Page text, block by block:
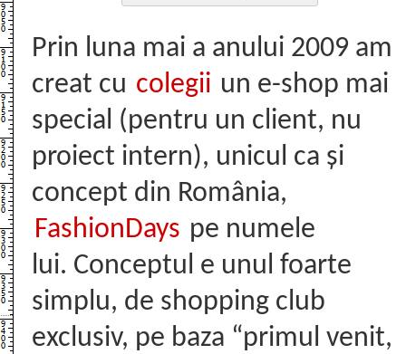
Prin luna mai a anului 2009 am
creat cu colegii un e-shop mai
special (pentru un client, nu
proiect intern), unicul ca și
concept din România,
FashionDays pe numele
lui. Conceptul e unul foarte
simplu, de shopping club
exclusiv, pe baza “primul venit,